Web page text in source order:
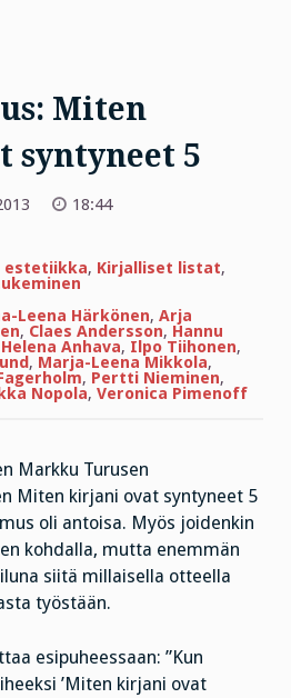
Miten
5
18:44
estetiikka, Kirjalliset listat,
Leena Härkönen, Arja
, Claes Andersson, Hannu
Helena Anhava, Ilpo Tiihonen,
, Marja-Leena Mikkola,
, Pertti Nieminen,
Nopola, Veronica Pimenoff
Markku Turusen
Miten kirjani ovat syntyneet 5
oli antoisa. Myös joidenkin
kohdalla, mutta enemmän
siitä millaisella otteella
työstään.
esipuheessaan: ”Kun
’Miten kirjani ovat